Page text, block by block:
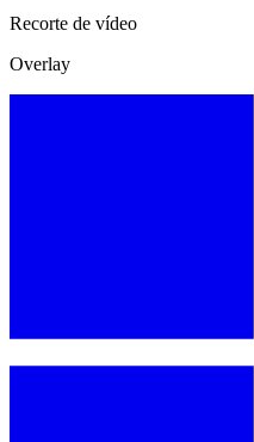
Recorte de vídeo
Overlay